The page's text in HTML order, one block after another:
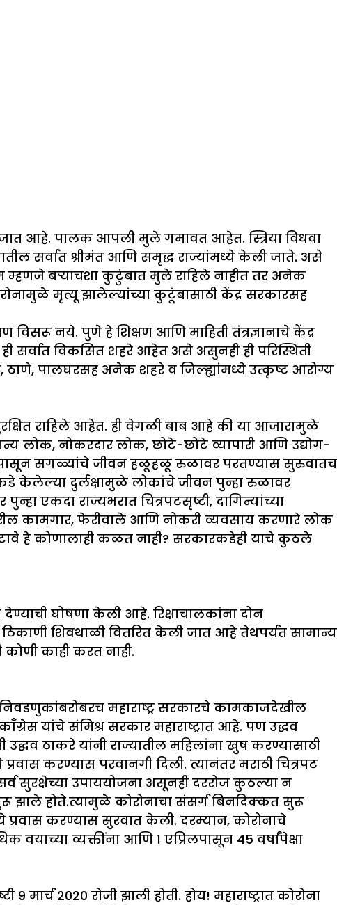
आहे. पालक आपली मुले गमावत आहेत. स्त्रिया विधवा
सर्वात श्रीमंत आणि समृद्ध राज्यांमध्ये केली जाते. असे
म्हणजे बऱ्याचशा कुटुंबात मुले राहिले नाहीत तर अनेक
मृत्यू झालेल्यांच्या कुटूंबासाठी केंद्र सरकारसह
विसरू नये. पुणे हे शिक्षण आणि माहिती तंत्रज्ञानाचे केंद्र
सर्वात विकसित शहरे आहेत असे असुनही ही परिस्थिती
ठाणे, पालघरसह अनेक शहरे व जिल्ह्यांमध्ये उत्कृष्ट आरोग्य
सुरक्षित राहिले आहेत. ही वेगळी बाब आहे की या आजारामुळे
लोक, नोकरदार लोक, छोटे-छोटे व्यापारी आणि उद्योग-
पासून सगळ्यांचे जीवन हळूहळू रुळावर परतण्यास सुरुवातच
केलेल्या दुर्लक्षामुळे लोकांचे जीवन पुन्हा रुळावर
एकदा राज्यभरात चित्रपटसृष्टी, दागिन्यांच्या
कामगार, फेरीवाले आणि नोकरी व्यवसाय करणारे लोक
हे कोणालाही कळत नाही? सरकारकडेही याचे कुठले
घोषणा केली आहे. रिक्षाचालकांना दोन
शिवथाळी वितरित केली जात आहे तेथपर्यंत सामान्य
काही करत नाही.
महाराष्ट्र सरकारचे कामकाजदेखील
यांचे संमिश्र सरकार महाराष्ट्रात आहे. पण उद्धव
उद्धव ठाकरे यांनी राज्यातील महिलांना खुष करण्यासाठी
करण्यास परवानगी दिली. त्यानंतर मराठी चित्रपट
सुरक्षेच्या उपाययोजना असूनही दररोज कुठल्या न
झाले होते.त्यामुळे कोरोनाचा संसर्ग बिनदिक्कत सुरू
प्रवास करण्यास सुरवात केली. दरम्यान, कोरोनाचे
वयाच्या व्यक्तींना आणि 1 एप्रिलपासून 45 वर्षांपेक्षा
मार्च 2020 रोजी झाली होती. होय! महाराष्ट्रात कोरोना